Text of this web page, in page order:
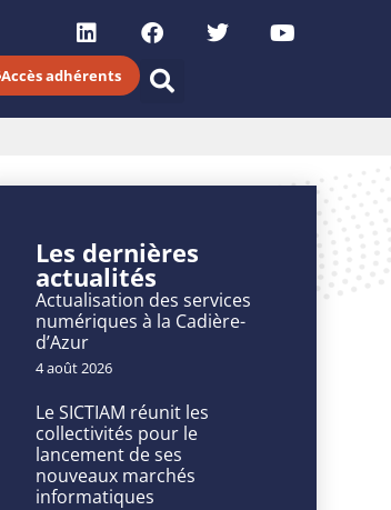
Accès adhérents
Les dernières
actualités
Actualisation des services
numériques à la Cadière-
d’Azur
4 août 2026
Le SICTIAM réunit les
collectivités pour le
lancement de ses
nouveaux marchés
informatiques